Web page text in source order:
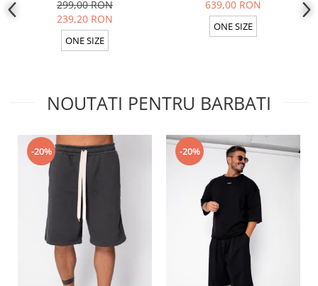
299,00 RON
239,20 RON
ONE SIZE
639,00 RON
ONE SIZE
NOUTATI PENTRU BARBATI
-20% -20%